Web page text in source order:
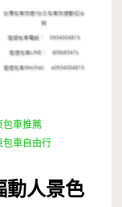
包車推薦
包車自由行
動人景色